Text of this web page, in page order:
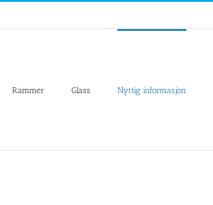
Rammer Glass Nyttig informasjon